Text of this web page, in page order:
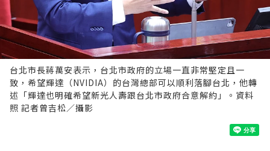
台北市長蔣萬安表示，台北市政府的立場一直非常堅定且一
致，希望輝達（NVIDIA）的台灣總部可以順利落腳台北，他轉
述「輝達也明確希望新光人壽跟台北市政府合意解約」。資料
照 記者曾吉松／攝影